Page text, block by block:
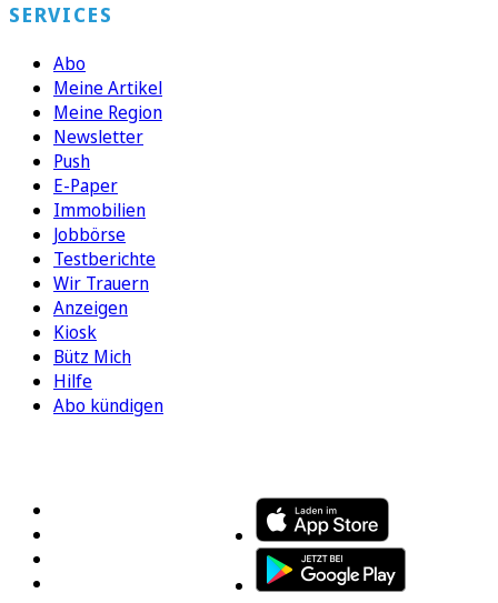
SERVICES
Abo
Meine Artikel
Meine Region
Newsletter
Push
E-Paper
Immobilien
Jobbörse
Testberichte
Wir Trauern
Anzeigen
Kiosk
Bütz Mich
Hilfe
Abo kündigen